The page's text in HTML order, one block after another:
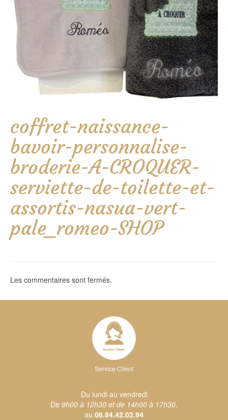
coffret-naissance-
bavoir-personnalise-
broderie-A-CROQUER-
serviette-de-toilette-et-
assortis-nasua-vert-
pale_romeo-SHOP
Les commentaires sont fermés.
Service Client
Du lundi au vendredi
De 9h00 à 12h30 et de 14h00 à 17h30.
au 06.84.42.02.94